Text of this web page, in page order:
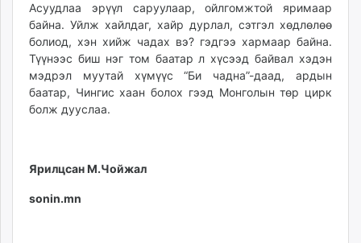
Асуудлаа эрүүл саруулаар, ойлгомжтой яримаар
байна. Уйлж хайлдаг, хайр дурлал, сэтгэл хөдлөлөө
болиод, хэн хийж чадах вэ? гэдгээ хармаар байна.
Түүнээс биш нэг том баатар л хүсээд байвал хэдэн
мэдрэл муутай хүмүүс “Би чадна”-даад, ардын
баатар, Чингис хаан болох гээд Монголын төр цирк
болж дууслаа.
Ярилцсан М.Чойжал
sonin.mn